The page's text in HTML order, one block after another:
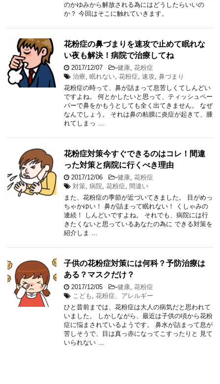
のかゆみから解放される為にはどうしたらいいの
か？ 今回はそこに触れていきます。
花粉症の鼻づまりを速攻で止めて眠れな
い夜も解決！病院で治療してね
2017/12/07 -健康 花粉症
治療 眠れない 花粉症 速攻 鼻づまり
花粉症の時って、鼻が詰まって息苦しくてしんどい
ですよね。 何とかしたいと思って、ティッシュペー
パーで鼻をかもうとしても全く出てきません。 なぜ
なんでしょう。 それは鼻の粘膜に炎症が起きて、腫
れてしまっ …
花粉症対策今すぐできるのはコレ！間違
った対策と病院に行くべき理由
2017/12/06 -健康 花粉症
対策 病院 花粉症
間違い
また、花粉症の季節が近づいてきました。 目がめっ
ちゃかゆい！ 鼻が詰まって眠れない！ くしゃみの
連続！ しんどいですよね。 それでも、病院には行
きたくないと思っているあなたの為に できる対策を
紹介しま …
子供の花粉症対策には何科？予防治療は
ある？マスクだけ？
2017/12/05 -健康 花粉症
こども
花粉症、アレルギー
ひと昔前までは、花粉症は大人の病気だと思われて
いました。 しかしながら、最近は子供の頃から花粉
症に悩まされているようです。 鼻水が詰まって息が
苦しそうで、目は真っ赤になってこすったりと 見て
いられない …